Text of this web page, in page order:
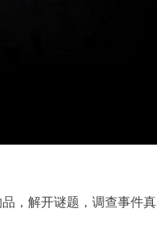
，解开谜题，调查事件真